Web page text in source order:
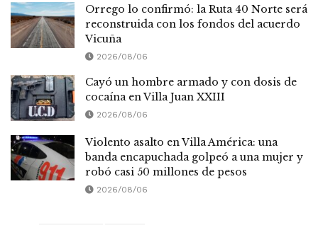
Orrego lo confirmó: la Ruta 40 Norte será
reconstruida con los fondos del acuerdo
Vicuña
2026/08/06
Cayó un hombre armado y con dosis de
cocaína en Villa Juan XXIII
2026/08/06
Violento asalto en Villa América: una
banda encapuchada golpeó a una mujer y
robó casi 50 millones de pesos
2026/08/06